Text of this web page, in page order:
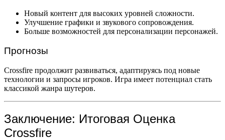
Новый контент для высоких уровней сложности.
Улучшение графики и звукового сопровождения.
Больше возможностей для персонализации персонажей.
Прогнозы
Crossfire продолжит развиваться, адаптируясь под новые
технологии и запросы игроков. Игра имеет потенциал стать
классикой жанра шутеров.
Заключение: Итоговая Оценка
Crossfire